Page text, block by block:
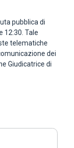
pubblica di
12:30. Tale
telematiche
dei
Giudicatrice di